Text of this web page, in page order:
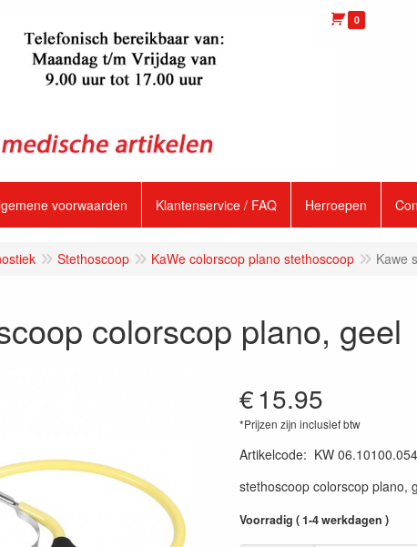
0
voorwaarden Klantenservice / FAQ Herroepen
Stethoscoop KaWe colorscop plano stethoscoop Kawe
colorscop plano, geel
€15.95
*Prijzen zijn inclusief btw
Artikelcode: KW 06.10100.054
stethoscoop colorscop plano,
Voorradig ( 1-4 werkdagen )